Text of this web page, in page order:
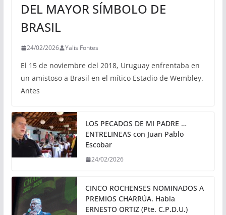
DEL MAYOR SÍMBOLO DE
BRASIL
24/02/2026 Yalis Fontes
El 15 de noviembre del 2018, Uruguay enfrentaba en
un amistoso a Brasil en el mítico Estadio de Wembley.
Antes
LOS PECADOS DE MI PADRE …
ENTRELINEAS con Juan Pablo
Escobar
24/02/2026
CINCO ROCHENSES NOMINADOS A
PREMIOS CHARRÚA. Habla
ERNESTO ORTIZ (Pte. C.P.D.U.)